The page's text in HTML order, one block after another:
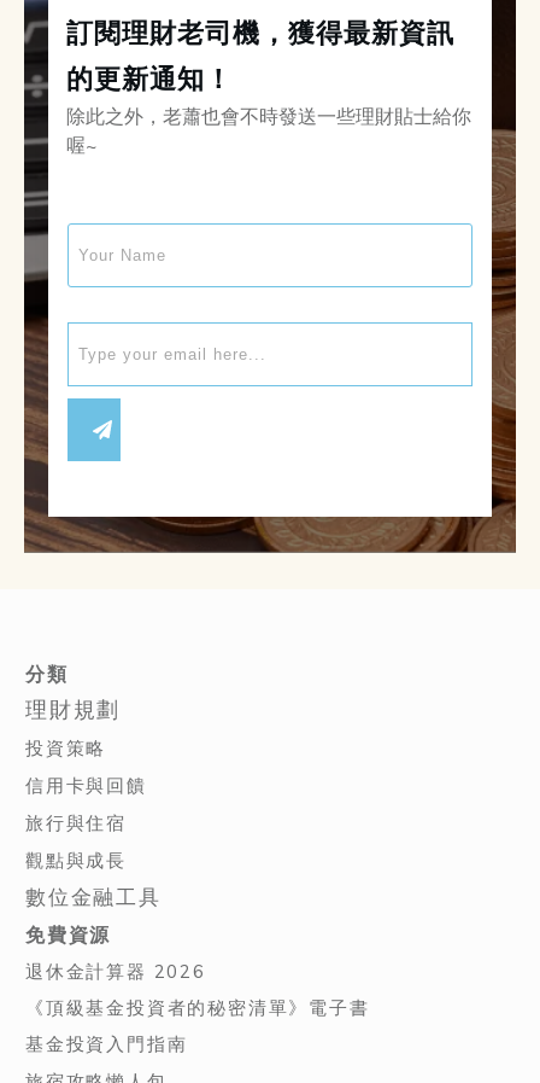
訂閱理財老司機，獲得最新資訊
的更新通知！
除此之外，老蕭也會不時發送一些理財貼士給你
喔~
分類
理財規劃
投資策略
信用卡與回饋
旅行與住宿
觀點與成長
數位金融工具
免費資源
退休金計算器 2026
《頂級基金投資者的秘密清單》電子書
基金投資入門指南